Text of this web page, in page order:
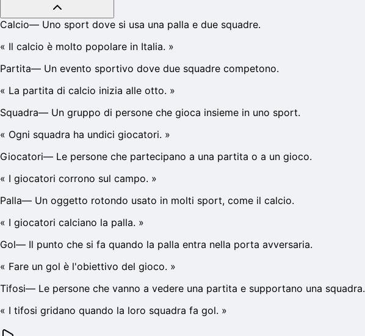
Calcio— Uno sport dove si usa una palla e due squadre.
« Il calcio è molto popolare in Italia. »
Partita— Un evento sportivo dove due squadre competono.
« La partita di calcio inizia alle otto. »
Squadra— Un gruppo di persone che gioca insieme in uno sport.
« Ogni squadra ha undici giocatori. »
Giocatori— Le persone che partecipano a una partita o a un gioco.
« I giocatori corrono sul campo. »
Palla— Un oggetto rotondo usato in molti sport, come il calcio.
« I giocatori calciano la palla. »
Gol— Il punto che si fa quando la palla entra nella porta avversaria.
« Fare un gol è l'obiettivo del gioco. »
Tifosi— Le persone che vanno a vedere una partita e supportano una squadra.
« I tifosi gridano quando la loro squadra fa gol. »